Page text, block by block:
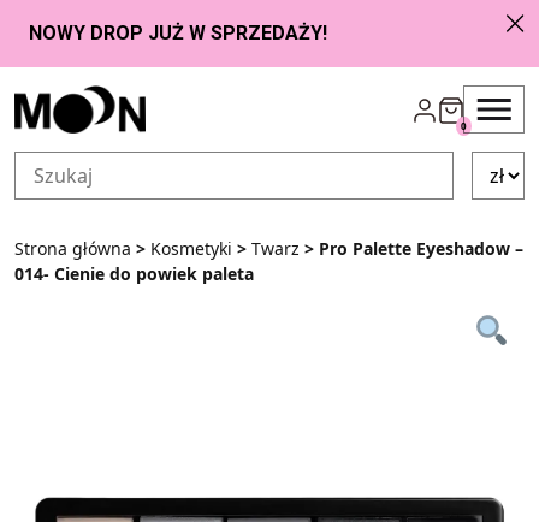
Przejdź do zawartości
0
Strona główna > Kosmetyki > Twarz > Pro Palette Eyeshadow –
014- Cienie do powiek paleta